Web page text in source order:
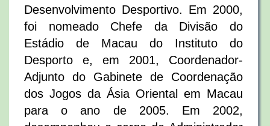
Desenvolvimento Desportivo. Em 2000,
foi nomeado Chefe da Divisão do
Estádio de Macau do Instituto do
Desporto e, em 2001, Coordenador-
Adjunto do Gabinete de Coordenação
dos Jogos da Ásia Oriental em Macau
para o ano de 2005. Em 2002,